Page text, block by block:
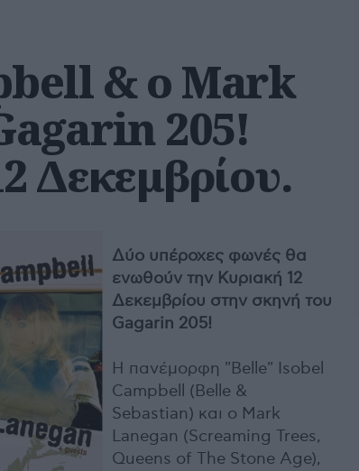
& ο Mark
205!
Δεκεμβρίου.
Δύο υπέροχες φωνές θα
ενωθούν την Κυριακή 12
Δεκεμβρίου στην σκηνή του
Gagarin 205!
Η πανέμορφη "Belle" Isobel
Campbell (Belle &
Sebastian) και ο Mark
Lanegan (Screaming Trees,
Queens of The Stone Age),